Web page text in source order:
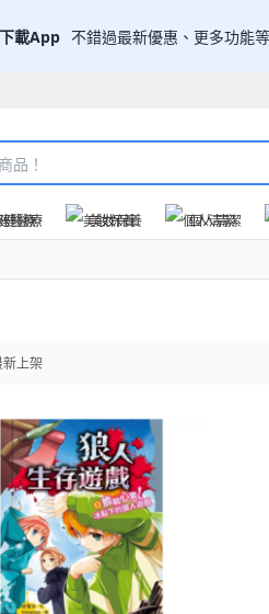
載App 不錯過最新優惠、更多功能等
健醫療 美妝保養 個人清潔
新上架